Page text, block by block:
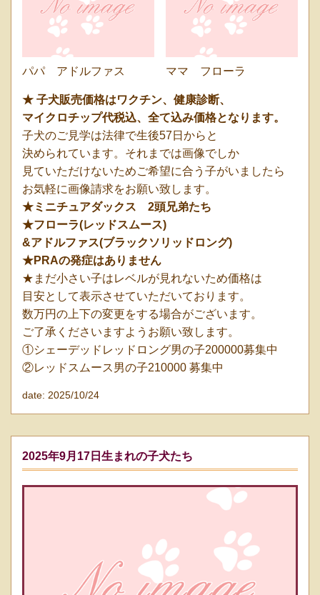
パパ アドルファス ママ フローラ
★ 子犬販売価格はワクチン、健康診断、
マイクロチップ代税込、全て込み価格となります。
子犬のご見学は法律で生後57日からと
決められています。それまでは画像でしか
見ていただけないためご希望に合う子がいましたら
お気軽に画像請求をお願い致します。
★ミニチュアダックス 2頭兄弟たち
★フローラ(レッドスムース)
&アドルファス(ブラックソリッドロング)
★PRAの発症はありません
★まだ小さい子はレベルが見れないため価格は
目安として表示させていただいております。
数万円の上下の変更をする場合がございます。
ご了承くださいますようお願い致します。
①シェーデッドレッドロング男の子200000募集中
②レッドスムース男の子210000 募集中
date: 2025/10/24
2025年9月17日生まれの子犬たち